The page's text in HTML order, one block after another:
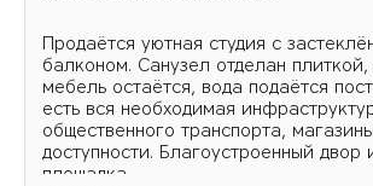
Продаётся уютная студия с
балконом. Санузел отделан плиткой,
мебель остаётся, вода подаётся
есть вся необходимая
общественного транспорта,
доступности. Благоустроенный двор
площадка.